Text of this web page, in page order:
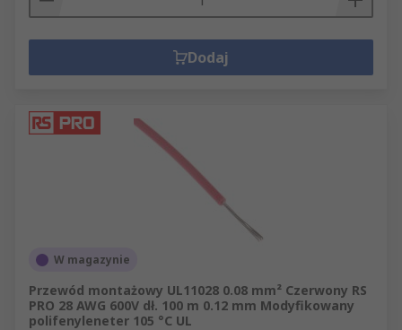
Dodaj
W magazynie
Przewód montażowy UL11028 0.08 mm² Czerwony RS
PRO 28 AWG 600V dł. 100 m 0.12 mm Modyfikowany
polifenyleneter 105 °C UL